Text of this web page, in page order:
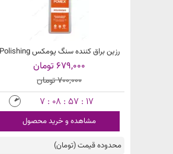
رزین براق کننده سنگ پومکس Polishing
679,000 تومان
700,000 تومان
7 : 08 : 57 : 17
مشاهده و خرید محصول
محدوده قیمت (تومان)